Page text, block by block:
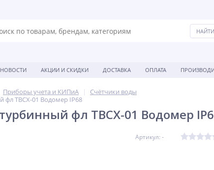
НОВОСТИ АКЦИИ И СКИДКИ ДОСТАВКА ОПЛАТА
Приборы учета и КИПиА
Счётчики воды
фл ТВСХ-01 Водомер IP68
фл ТВСХ-01 Водомер
Артикул: -